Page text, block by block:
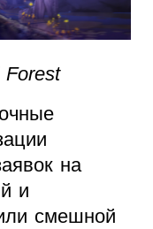
на
и
смешной